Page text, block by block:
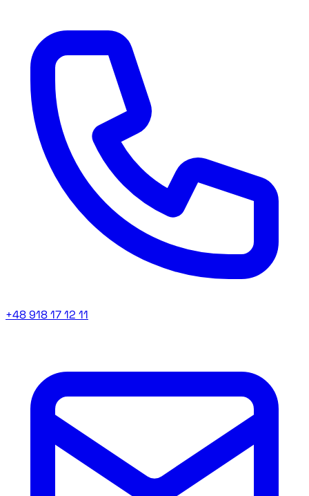
+48 918 17 12 11